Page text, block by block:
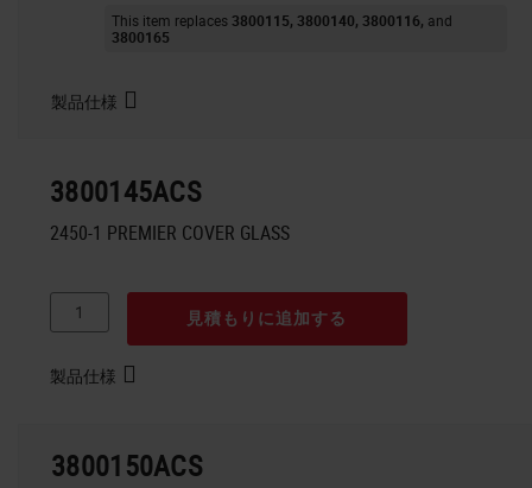
This item replaces3800115 3800140 3800116
3800165
製品仕様
3800145ACS
2450-1 PREMIER COVER GLASS
見積もりに追加する
製品仕様
3800150ACS